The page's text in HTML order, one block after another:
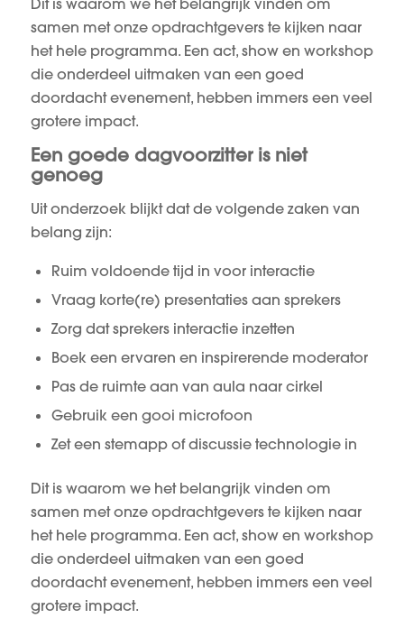
samen met onze opdrachtgevers te kijken naar
het hele programma. Een act, show en workshop
die onderdeel uitmaken van een goed
doordacht evenement, hebben immers een veel
grotere impact.
Een goede dagvoorzitter is niet
genoeg
Uit onderzoek blijkt dat de volgende zaken van
belang zijn:
Ruim voldoende tijd in voor interactie
Vraag korte(re) presentaties aan sprekers
Zorg dat sprekers interactie inzetten
Boek een ervaren en inspirerende moderator
Pas de ruimte aan van aula naar cirkel
Gebruik een gooi microfoon
Zet een stemapp of discussie technologie in
Dit is waarom we het belangrijk vinden om
samen met onze opdrachtgevers te kijken naar
het hele programma. Een act, show en workshop
die onderdeel uitmaken van een goed
doordacht evenement, hebben immers een veel
grotere impact.